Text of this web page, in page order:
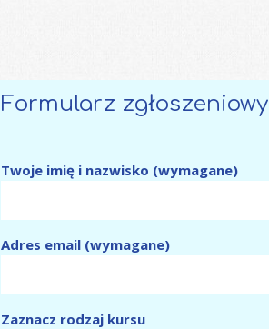
Formularz zgłoszeniowy
Twoje imię i nazwisko (wymagane)
Adres email (wymagane)
Zaznacz rodzaj kursu